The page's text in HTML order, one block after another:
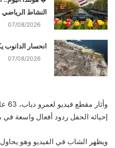
النشاط
07/08/2026
انحسار الدانوب
07/08/2026
إحيائه الحفل ردود أفعال واسعة
ويظهر الشاب في الفيديو وهو